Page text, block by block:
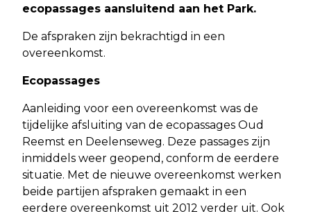
ecopassages aansluitend aan het Park.
De afspraken zijn bekrachtigd in een
overeenkomst.
Ecopassages
Aanleiding voor een overeenkomst was de
tijdelijke afsluiting van de ecopassages Oud
Reemst en Deelenseweg. Deze passages zijn
inmiddels weer geopend, conform de eerdere
situatie. Met de nieuwe overeenkomst werken
beide partijen afspraken gemaakt in een
eerdere overeenkomst uit 2012 verder uit. Ook